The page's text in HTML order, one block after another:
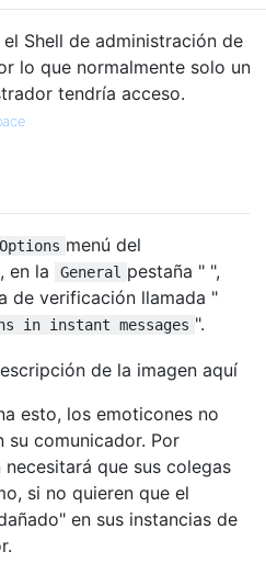
el Shell de administración de
lo que normalmente solo un
tendría acceso.
menú del
en la
General pestaña " ",
de verificación llamada "
in instant messages ".
esto, los emoticones no
su comunicador. Por
necesitará que sus colegas
si no quieren que el
en sus instancias de